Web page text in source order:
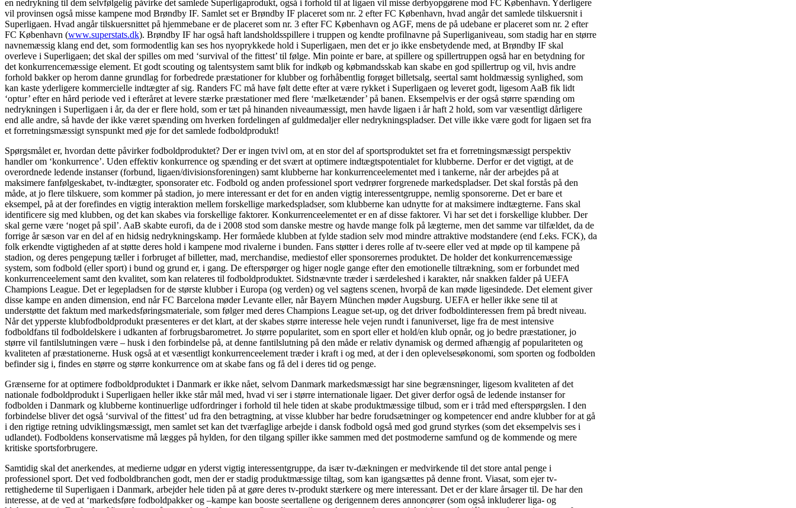
en nedrykning til dem selvfølgelig påvirke det samlede Superligaprodukt, også i forhold til at ligaen vil misse derbyopgørene mod FC København. Yderligere
vil provinsen også misse kampene mod Brøndby IF. Samlet set er Brøndby IF placeret som nr. 2 efter FC København, hvad angår det samlede tilskuersnit i
Superligaen. Hvad angår tilskuersnittet på hjemmebane er de placeret som nr. 3 efter FC København og AGF, mens de på udebane er placeret som nr. 2 efter
FC København (www.superstats.dk). Brøndby IF har også haft landsholdsspillere i truppen og kendte profilnavne på Superliganiveau, som stadig har en større
navnemæssig klang end det, som formodentlig kan ses hos nyoprykkede hold i Superligaen, men det er jo ikke ensbetydende med, at Brøndby IF skal
overleve i Superligaen; det skal der spilles om med ‘survival of the fittest’ til følge. Min pointe er bare, at spillere og spillertruppen også har en betydning for
det konkurrencemæssige element. Et godt scouting og talentsystem samt blik for indkøb og købmandsskab kan skabe en god spillertrup og vil, hvis andre
forhold bakker op herom danne grundlag for forbedrede præstationer for klubber og forhåbentlig forøget billetsalg, seertal samt holdmæssig synlighed, som
kan kaste yderligere kommercielle indtægter af sig. Randers FC må have følt dette efter at være rykket i Superligaen og leveret godt, ligesom AaB fik lidt
‘optur’ efter en hård periode ved i efteråret at levere stærke præstationer med flere ‘mælketænder’ på banen. Eksempelvis er der også større spænding om
nedrykningen i Superligaen i år, da der er flere hold, som er tæt på hinanden niveaumæssigt, men havde ligaen i år haft 2 hold, som var væsentligt dårligere
end alle andre, så havde der ikke været spænding om hverken fordelingen af guldmedaljer eller nedrykningspladser. Det ville ikke være godt for ligaen set fra
et forretningsmæssigt synspunkt med øje for det samlede fodboldprodukt!
Spørgsmålet er, hvordan dette påvirker fodboldproduktet? Der er ingen tvivl om, at en stor del af sportsproduktet set fra et forretningsmæssigt perspektiv
handler om ‘konkurrence’. Uden effektiv konkurrence og spænding er det svært at optimere indtægtspotentialet for klubberne. Derfor er det vigtigt, at de
overordnede ledende instanser (forbund, ligaen/divisionsforeningen) samt klubberne har konkurrenceelementet med i tankerne, når der arbejdes på at
maksimere fanfølgeskabet, tv-indtægter, sponsorater etc. Fodbold og anden professionel sport vedrører forgrenede markedspladser. Det skal forstås på den
måde, at jo flere tilskuere, som kommer på stadion, jo mere interessant er det for en anden vigtig interessentgruppe, nemlig sponsorerne. Det er bare et
eksempel, på at der forefindes en vigtig interaktion mellem forskellige markedspladser, som klubberne kan udnytte for at maksimere indtægterne. Fans skal
identificere sig med klubben, og det kan skabes via forskellige faktorer. Konkurrenceelementet er en af disse faktorer. Vi har set det i forskellige klubber. Der
skal gerne være ‘noget på spil’. AaB skabte eurofi, da de i 2008 stod som danske mestre og havde mange folk på lægterne, men det samme var tilfældet, da de
forrige år sæson var en del af en hidsig nedrykningskamp. Her formåede klubben at fylde stadion selv mod mindre attraktive modstandere (end f.eks. FCK), da
folk erkendte vigtigheden af at støtte deres hold i kampene mod rivalerne i bunden. Fans støtter i deres rolle af tv-seere eller ved at møde op til kampene på
stadion, og deres pengepung tæller i forbruget af billetter, mad, merchandise, mediestof eller sponsorernes produktet. De holder det konkurrencemæssige
system, som fodbold (eller sport) i bund og grund er, i gang. De efterspørger og higer nogle gange efter den emotionelle tiltrækning, som er forbundet med
konkurrenceelement samt den kvalitet, som kan relateres til fodboldproduktet. Sidstnævnte træder i særdeleshed i karakter, når snakken falder på UEFA
Champions League. Det er legepladsen for de største klubber i Europa (og verden) og vel sagtens scenen, hvorpå de kan møde ligesindede. Det element giver
disse kampe en anden dimension, end når FC Barcelona møder Levante eller, når Bayern München møder Augsburg. UEFA er heller ikke sene til at
understøtte det faktum med markedsføringsmateriale, som følger med deres Champions League set-up, og det driver fodboldinteressen frem på bredt niveau.
Når det ypperste klubfodboldprodukt præsenteres er det klart, at der skabes større interesse hele vejen rundt i fanuniverset, lige fra de mest intensive
fodboldfans til fodboldelskere i udkanten af forbrugsbarometret. Jo større popularitet, som en sport eller et hold/en klub opnår, og jo bedre præstationer, jo
større vil fantilslutningen være – husk i den forbindelse på, at denne fantilslutning på den måde er relativ dynamisk og dermed afhængig af populariteten og
kvaliteten af præstationerne. Husk også at et væsentligt konkurrenceelement træder i kraft i og med, at der i den oplevelsesøkonomi, som sporten og fodbolden
befinder sig i, findes en større og større konkurrence om at skabe fans og få del i deres tid og penge.
Grænserne for at optimere fodboldproduktet i Danmark er ikke nået, selvom Danmark markedsmæssigt har sine begrænsninger, ligesom kvaliteten af det
nationale fodboldprodukt i Superligaen heller ikke står mål med, hvad vi ser i større internationale ligaer. Det giver derfor også de ledende instanser for
fodbolden i Danmark og klubberne kontinuerlige udfordringer i forhold til hele tiden at skabe produktmæssige tilbud, som er i tråd med efterspørgslen. I den
forbindelse bliver det også ‘survival of the fittest’ ud fra den betragtning, at visse klubber har bedre forudsætninger og kompetencer end andre klubber for at gå
i den rigtige retning udviklingsmæssigt, men samlet set kan det tværfaglige arbejde i dansk fodbold også med god grund styrkes (som det eksempelvis ses i
udlandet). Fodboldens konservatisme må lægges på hylden, for den tilgang spiller ikke sammen med det postmoderne samfund og de kommende og mere
kritiske sportsforbrugere.
Samtidig skal det anerkendes, at medierne udgør en yderst vigtig interessentgruppe, da især tv-dækningen er medvirkende til det store antal penge i
professionel sport. Det ved fodboldbranchen godt, men der er stadig produktmæssige tiltag, som kan igangsættes på denne front. Viasat, som ejer tv-
rettighederne til Superligaen i Danmark, arbejder hele tiden på at gøre deres tv-produkt stærkere og mere interessant. Det er der klare årsager til. De har den
interesse, at de ved at ‘markedsføre fodboldpakker og –kampe kan booste seertallene og derigennem deres annoncører (som også inkluderer liga- og